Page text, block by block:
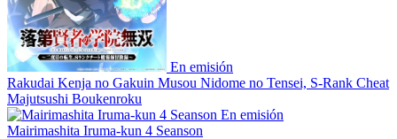
En emisión
Rakudai Kenja no Gakuin Musou Nidome no Tensei, S-Rank Cheat
Majutsushi Boukenroku
En emisión
Mairimashita Iruma-kun 4 Seanson